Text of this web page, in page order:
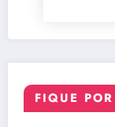
FIQUE